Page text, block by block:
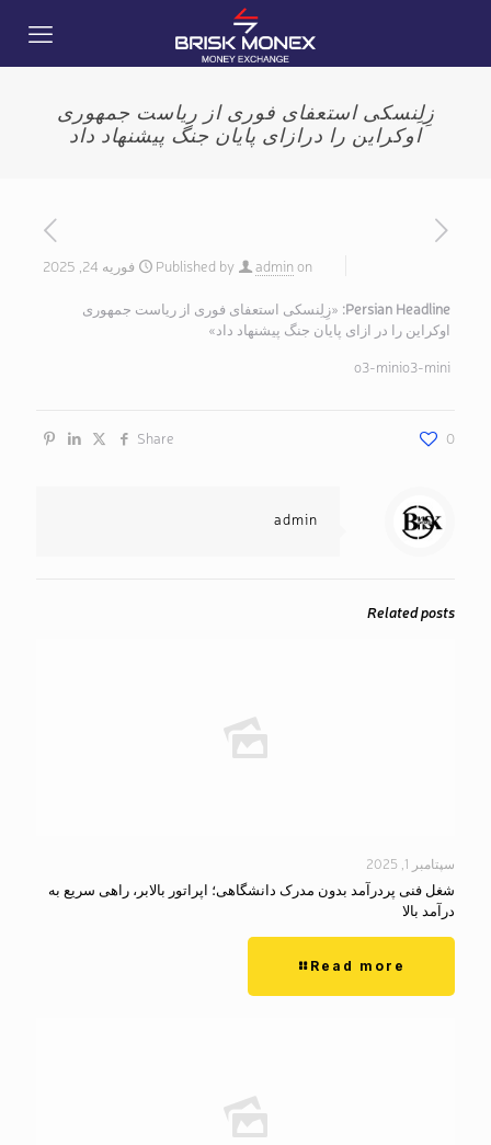
زِلِنسکی استعفای فوری از ریاست جمهوری
اوکراین را درازای پایان جنگ پیشنهاد داد
Published by admin on فوریه 24, 2025
Persian Headline: «زِلِنسکی استعفای فوری از ریاست جمهوری
اوکراین را در ازای پایان جنگ پیشنهاد داد»
o3-minio3-mini
Share 0
admin
Related posts
سپتامبر 1, 2025
شغل فنی پردرآمد بدون مدرک دانشگاهی؛ اپراتور بالابر، راهی سریع به
درآمد بالا
Read more